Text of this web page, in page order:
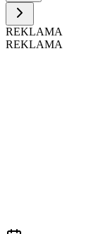
REKLAMA
REKLAMA